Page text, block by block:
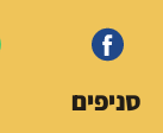
סניפים